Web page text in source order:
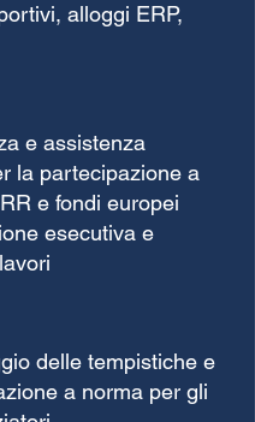
alloggi ERP,
e assistenza
la partecipazione a
e fondi europei
esecutiva e
delle tempistiche e
a norma per gli